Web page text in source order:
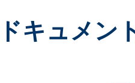
キュメン